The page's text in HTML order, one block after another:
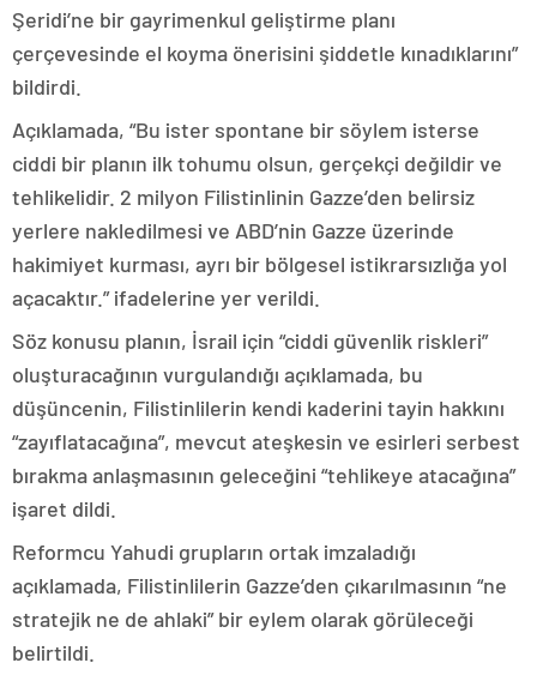
Şeridi’ne bir gayrimenkul geliştirme planı
çerçevesinde el koyma önerisini şiddetle kınadıklarını”
bildirdi.
Açıklamada, “Bu ister spontane bir söylem isterse
ciddi bir planın ilk tohumu olsun, gerçekçi değildir ve
tehlikelidir. 2 milyon Filistinlinin Gazze’den belirsiz
yerlere nakledilmesi ve ABD’nin Gazze üzerinde
hakimiyet kurması, ayrı bir bölgesel istikrarsızlığa yol
açacaktır.” ifadelerine yer verildi.
Söz konusu planın, İsrail için “ciddi güvenlik riskleri”
oluşturacağının vurgulandığı açıklamada, bu
düşüncenin, Filistinlilerin kendi kaderini tayin hakkını
“zayıflatacağına”, mevcut ateşkesin ve esirleri serbest
bırakma anlaşmasının geleceğini “tehlikeye atacağına”
işaret dildi.
Reformcu Yahudi grupların ortak imzaladığı
açıklamada, Filistinlilerin Gazze’den çıkarılmasının “ne
stratejik ne de ahlaki” bir eylem olarak görüleceği
belirtildi.